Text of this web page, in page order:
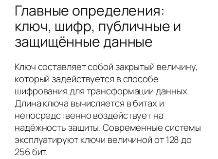
Главные определения:
ключ, шифр, публичные и
защищённые данные
Ключ составляет собой закрытый величину,
который задействуется в способе
шифрования для трансформации данных.
Длина ключа вычисляется в битах и
непосредственно воздействует на
надёжность защиты. Современные системы
эксплуатируют ключи величиной от 128 до
256 бит.